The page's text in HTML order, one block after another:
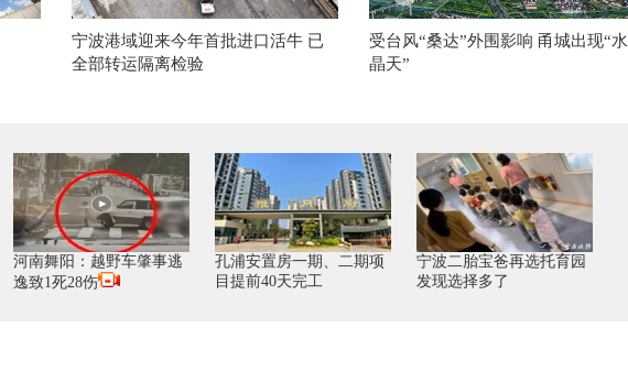
宁波港域迎来今年首批进口活牛 已
全部转运隔离检验
受台风“桑达”外围影响 甬城出现“水
晶天”
河南舞阳：越野车肇事逃
逸致1死28伤
孔浦安置房一期、二期项
目提前40天完工
宁波二胎宝爸再选托育园
发现选择多了